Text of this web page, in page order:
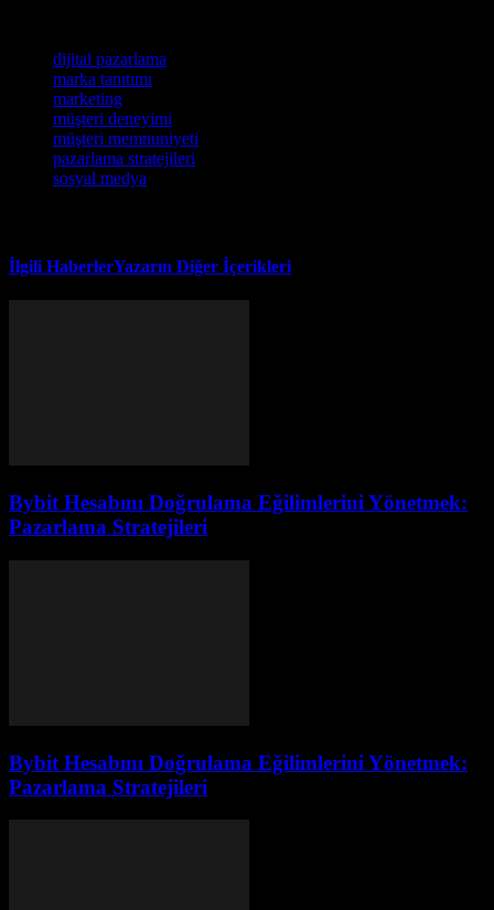
dijital pazarlama
marka tanıtımı
marketing
müşteri deneyimi
müşteri memnuniyeti
pazarlama stratejileri
sosyal medya
İlgili HaberlerYazarın Diğer İçerikleri
Bybit Hesabını Doğrulama Eğilimlerini Yönetmek:
Pazarlama Stratejileri
Bybit Hesabını Doğrulama Eğilimlerini Yönetmek:
Pazarlama Stratejileri